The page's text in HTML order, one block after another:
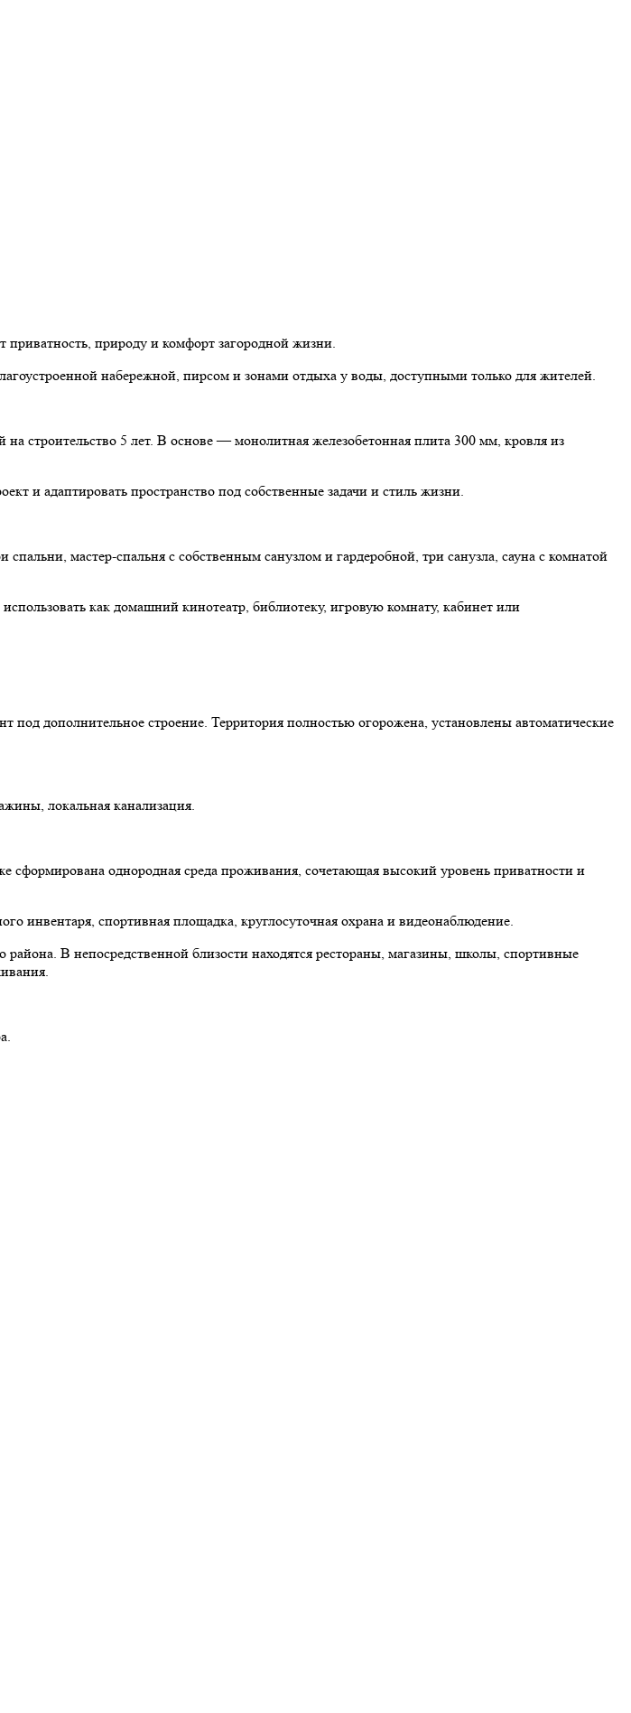
природу и комфорт загородной жизни.
набережной, пирсом и зонами отдыха у воды, доступными только для жителей.
строительство 5 лет. В основе — монолитная железобетонная плита 300 мм, кровля из
и адаптировать пространство под собственные задачи и стиль жизни.
мастер-спальня с собственным санузлом и гардеробной, три санузла, сауна с комнатой
как домашний кинотеатр, библиотеку, игровую комнату, кабинет или
дополнительное строение. Территория полностью огорожена, установлены автоматические
локальная канализация.
однородная среда проживания, сочетающая высокий уровень приватности и
инвентаря, спортивная площадка, круглосуточная охрана и видеонаблюдение.
В непосредственной близости находятся рестораны, магазины, школы, спортивные